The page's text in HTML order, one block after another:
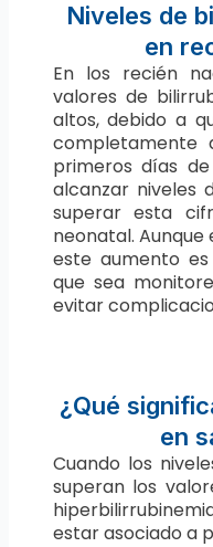
Niveles de
en
En los recién
valores de
altos, debido a
completamente
primeros días
alcanzar niveles
superar esta
neonatal.
este aumento
que sea
evitar
¿Qué
en
Cuando los
superan los
estar asociado a